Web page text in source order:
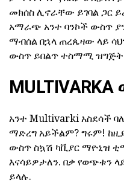
መክሰስ ሊኖራቸው ይገባል ጋር
አማራጭ አንተ ባንኮች ውስጥ
ማብሰል በኋላ ጠረጴዛው ላይ
ውስጥ ይበልጥ ተስማሚ ዝግጅት
አንተ Multivarki አስደሳች
ማድረግ አይችልም? ግሩም!
ውስጥ ስኳሽ ካቪያር ማዮኒዝ
እናሳይዎታለን. በቃ የወጭቱን
ይላሉ.